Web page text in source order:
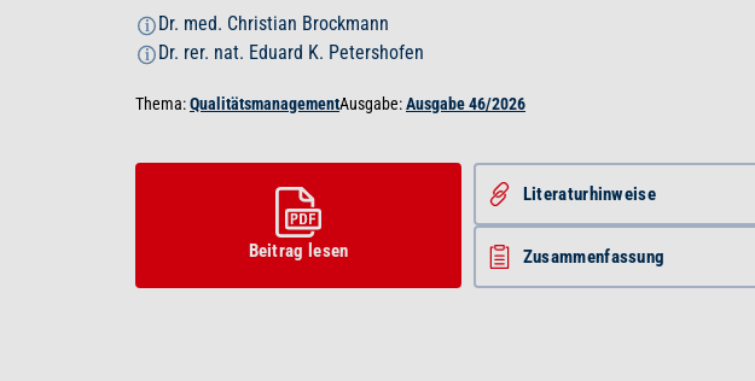
i Dr. med. Christian Brockmann
i Dr. rer. nat. Eduard K. Petershofen
Thema:QualitätsmanagementAusgabe:Ausgabe 46/2026
Beitrag lesen
Literatur­hinweise
Zusammenfassung